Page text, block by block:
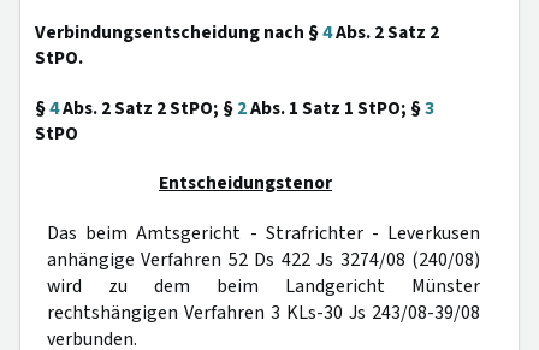
Verbindungsentscheidung nach §4Abs. 2 Satz 2
StPO.
§4Abs. 2 Satz 2 StPO; §2Abs. 1 Satz 1 StPO; §3
StPO
Entscheidungstenor
Das beim Amtsgericht - Strafrichter - Leverkusen
anhängige Verfahren 52 Ds 422 Js 3274/08 (240/08)
wird zu dem beim Landgericht Münster
rechtshängigen Verfahren 3 KLs-30 Js 243/08-39/08
verbunden.